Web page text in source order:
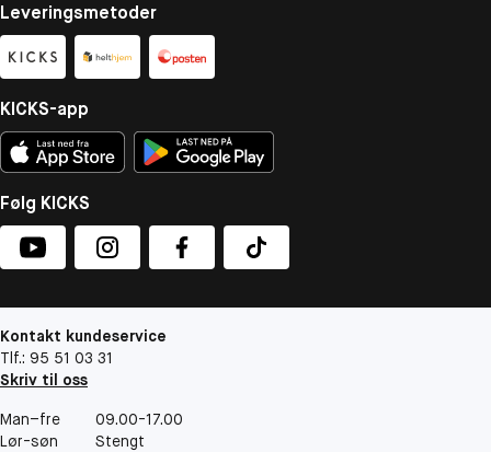
Leveringsmetoder
KICKS-app
Følg KICKS
Kontakt kundeservice
Tlf.: 95 51 03 31
Skriv til oss
Man–fre
09.00-17.00
Lør-søn
Stengt